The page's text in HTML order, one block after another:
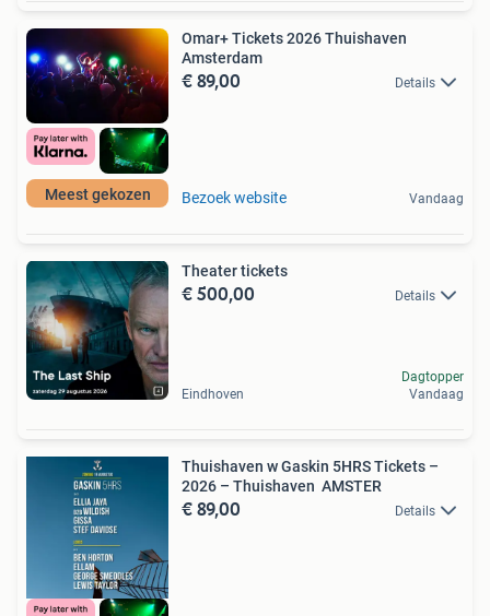
Meest gekozen
Omar+ Tickets 2026 Thuishaven
Amsterdam
€ 89,00 Details
Bezoek website Vandaag
Theater tickets
€ 500,00 Details
Eindhoven
Dagtopper
Vandaag
Thuishaven w Gaskin 5HRS Tickets –
2026 – Thuishaven AMSTER
€ 89,00 Details